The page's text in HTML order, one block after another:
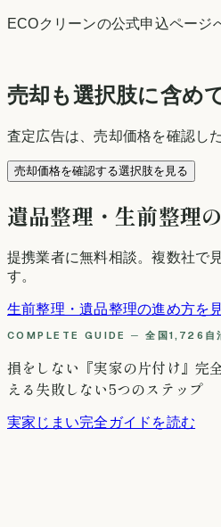
ECOクリーンの公式申込ページ
売却も選択肢に含め
査定広告は、売却価格を確認し
売却価格を確認する選択肢を見る
遺品整理・生前整理
提携業者に無料相談。複数社で
す。
生前整理・遺品整理の進め方を
COMPLETE GUIDE ─ 全国1,726自
損をしない『実家の片付け』完
える失敗しない5つのステップ
実家じまい完全ガイドを読む